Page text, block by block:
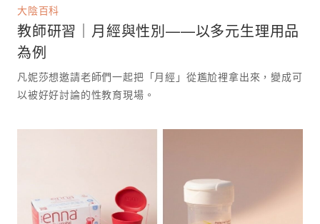
大陰百科
教師研習｜月經與性別——以多元生理用品
為例
凡妮莎想邀請老師們一起把「月經」從尷尬裡拿出來，變成可